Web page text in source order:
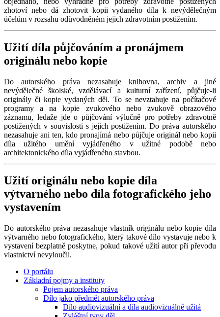
zhotoví nebo dá zhotovit kopii vydaného díla k nevýdělečným
účelům v rozsahu odůvodněném jejich zdravotním postižením.
Užití díla půjčováním a pronájmem
originálu nebo kopie
Do autorského práva nezasahuje knihovna, archiv a jiné
nevýdělečné školské, vzdělávací a kulturní zařízení, půjčuje-li
originály či kopie vydaných děl. To se nevztahuje na počítačové
programy a na kopie zvukového nebo zvukově obrazového
záznamu, ledaže jde o půjčování výlučně pro potřeby zdravotně
postižených v souvislosti s jejich postižením. Do práva autorského
nezasahuje ani ten, kdo pronajímá nebo půjčuje originál nebo kopii
díla užitého umění vyjádřeného v užitné podobě nebo
architektonického díla vyjádřeného stavbou.
Užití originálu nebo kopie díla
výtvarného nebo díla fotografického jeho
vystavením
Do autorského práva nezasahuje vlastník originálu nebo kopie díla
výtvarného nebo fotografického, který takové dílo vystavuje nebo k
vystavení bezplatně poskytne, pokud takové užití autor při převodu
vlastnictví nevyloučil.
O portálu
Základní pojmy a instituty
Pojem autorského práva
Dílo jako předmět autorského práva
Dílo audiovizuální a díla audiovizuálně užitá